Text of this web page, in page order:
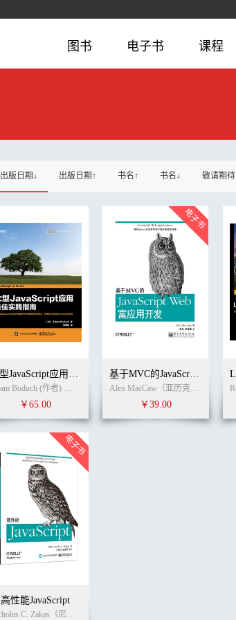
图书 电子书 课程
出版日期↓ 出版日期↑ 书名↑ 书名↓ 敬请期待
大型JavaScript应用最佳实践指南
Adam Boduch (作者)
黄小璐 (译者)
￥65.00
基于MVC的JavaScript Web富应用开发
Alex MacCaw（亚历克斯·麦卡劳） (作者)
￥39.00
高性能JavaScript
Nicholas C. Zakas（尼古拉斯.泽卡斯） (作者)